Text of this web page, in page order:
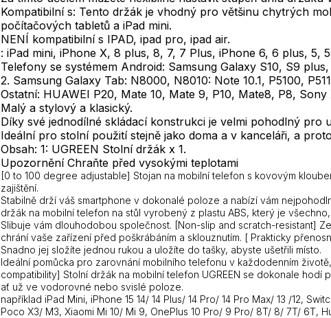
Kompatibilní s: Tento držák je vhodný pro většinu chytrých
počítačových tabletů a iPad mini.
NENÍ kompatibilní s IPAD, ipad pro, ipad air.
: iPad mini, iPhone X, 8 plus, 8, 7, 7 Plus, iPhone 6, 6 plus, 5,
Telefony se systémem Android: Samsung Galaxy S10, S9
2. Samsung Galaxy Tab: N8000, N8010: Note 10.1, P5100,
Ostatní: HUAWEI P20, Mate 10, Mate 9, P10, Mate8, P8,
Malý a stylový a klasický.
Díky své jednodílné skládací konstrukci je velmi pohodlný pro
Ideální pro stolní použití stejně jako doma a v kanceláři, a
Obsah: 1: UGREEN Stolní držák x 1.
Upozornění Chraňte před vysokými teplotami
[0 to 100 degree adjustable] Stojan na mobilní telefon s kovovým
zajištění.
Stabilně drží váš smartphone v dokonalé poloze a nabízí vám
držák na mobilní telefon na stůl vyrobený z plastu ABS, který je
Slibuje vám dlouhodobou společnost. [Non-slip and scratch-resistant]
chrání vaše zařízení před poškrábáním a sklouznutím. [ Prakticky
Snadno jej složíte jednou rukou a uložíte do tašky, abyste ušetřili místo.
Ideální pomůcka pro zarovnání mobilního telefonu v každodenním
compatibility] Stolní držák na mobilní telefon UGREEN se dokonale
ať už ve vodorovné nebo svislé poloze.
například iPad Mini, iPhone 15 14/ 14 Plus/ 14 Pro/ 14 Pro Max/ 13 /12,
Poco X3/ M3, Xiaomi Mi 10/ Mi 9, OnePlus 10 Pro/ 9 Pro/ 8T/ 8/ 7T/ 6T,